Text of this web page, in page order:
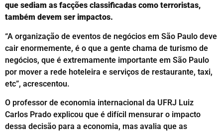
que sediam as facções classificadas como terroristas,
também devem ser impactos.
“A organização de eventos de negócios em São Paulo deve
cair enormemente, é o que a gente chama de turismo de
negócios, que é extremamente importante em São Paulo
por mover a rede hoteleira e serviços de restaurante, taxi,
etc”, acrescentou.
O professor de economia internacional da UFRJ Luiz
Carlos Prado explicou que é difícil mensurar o impacto
dessa decisão para a economia, mas avalia que as